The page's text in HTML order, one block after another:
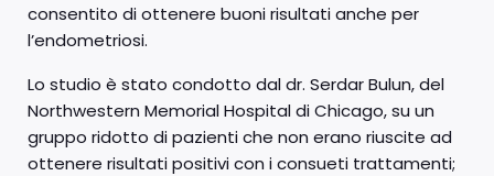
consentito di ottenere buoni risultati anche per
l’endometriosi.
Lo studio è stato condotto dal dr. Serdar Bulun, del
Northwestern Memorial Hospital di Chicago, su un
gruppo ridotto di pazienti che non erano riuscite ad
ottenere risultati positivi con i consueti trattamenti;